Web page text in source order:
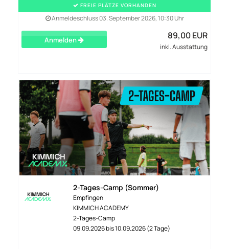
FREIE PLÄTZE VORHANDEN
Anmeldeschluss 03. September 2026, 10:30 Uhr
Anmelden 89,00 EUR
inkl. Ausstattung
2-Tages-Camp (Sommer)
Empfingen
KIMMICH ACADEMY
2-Tages-Camp
09.09.2026 bis 10.09.2026 (2 Tage)